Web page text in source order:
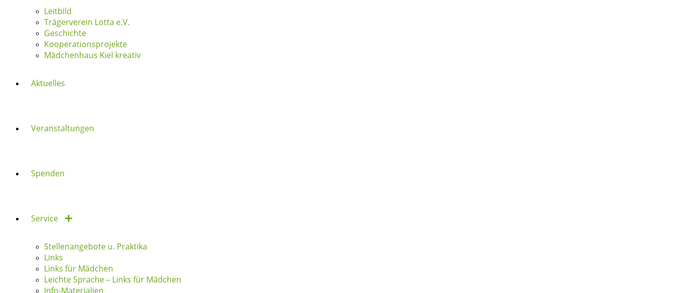
Leitbild
Trägerverein Lotta e.V.
Geschichte
Kooperationsprojekte
Mädchenhaus Kiel kreativ
Aktuelles
Veranstaltungen
Spenden
Service
Stellenangebote u. Praktika
Links
Links für Mädchen
Leichte Sprache – Links für Mädchen
Info-Materialien